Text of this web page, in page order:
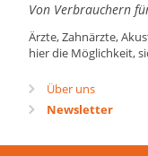
Von Verbrauchern
Ärzte, Zahnärzte,
hier die Möglichkeit,
Über uns
Newsletter